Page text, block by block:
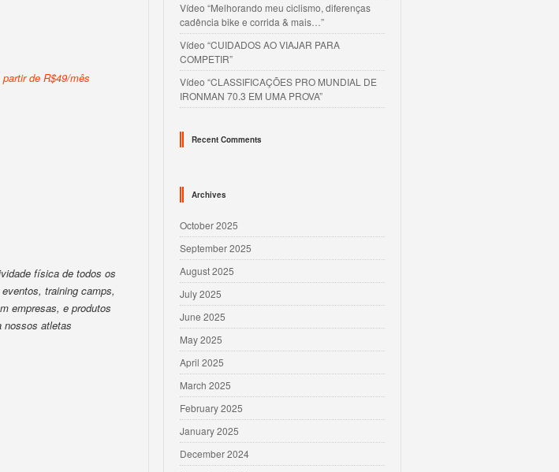
partir de R$49/mês
física de todos os
training camps,
empresas, e produtos
nossos atletas
Vídeo “Melhorando meu ciclismo, diferenças
cadência bike e corrida & mais…”
Vídeo “CUIDADOS AO VIAJAR PARA
COMPETIR”
Vídeo “CLASSIFICAÇÕES PRO MUNDIAL DE
IRONMAN 70.3 EM UMA PROVA”
Recent Comments
Archives
October 2025
September 2025
August 2025
July 2025
June 2025
May 2025
April 2025
March 2025
February 2025
January 2025
December 2024